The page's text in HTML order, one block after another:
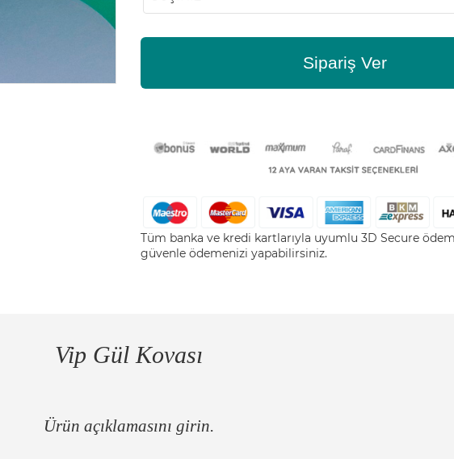
Sipariş Ver
Tüm banka ve kredi kartlarıyla uyumlu 3D Secure
güvenle ödemenizi yapabilirsiniz.
Vip Gül Kovası
Ürün açıklamasını girin.